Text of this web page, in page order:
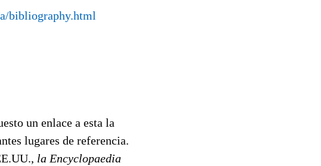
bibliography.html
un enlace a esta la
lugares de referencia.
la Encyclopaedia